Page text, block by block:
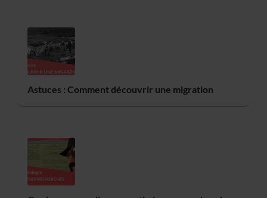
Astuces : Comment découvrir une migration